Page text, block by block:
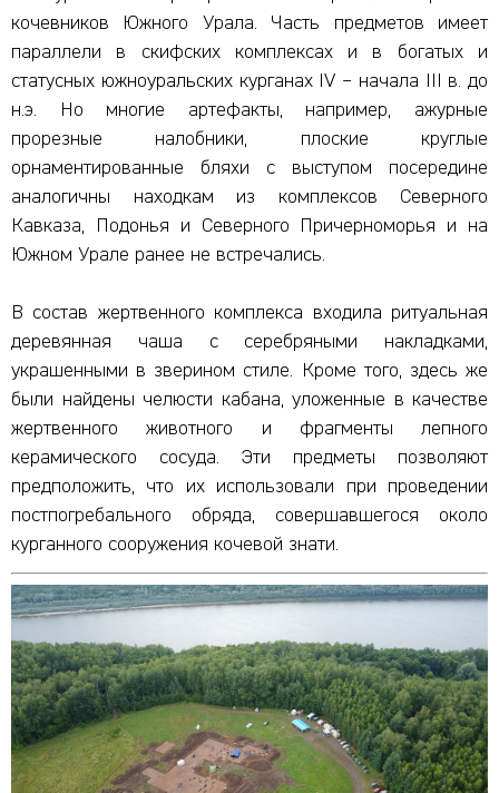
кочевников Южного Урала. Часть предметов имеет
параллели в скифских комплексах и в богатых и
статусных южноуральских курганах IV – начала III в. до
н.э. Но многие артефакты, например, ажурные
прорезные налобники, плоские круглые
орнаментированные бляхи с выступом посередине
аналогичны находкам из комплексов Северного
Кавказа, Подонья и Северного Причерноморья и на
Южном Урале ранее не встречались.
В состав жертвенного комплекса входила ритуальная
деревянная чаша с серебряными накладками,
украшенными в зверином стиле. Кроме того, здесь же
были найдены челюсти кабана, уложенные в качестве
жертвенного животного и фрагменты лепного
керамического сосуда. Эти предметы позволяют
предположить, что их использовали при проведении
постпогребального обряда, совершавшегося около
курганного сооружения кочевой знати.